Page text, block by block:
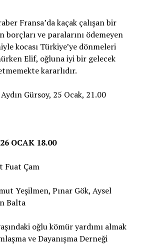
Fransa’da kaçak çalışan bir
borçları ve paralarını ödemeyen
kocası Türkiye’ye dönmeleri
Elif, oğluna iyi bir gelecek
kararlıdır.
Gürsoy, 25 Ocak, 21.00
OCAK 18.00
Fuat Çam
Yeşilmen, Pınar Gök, Aysel
Balta
oğlu kömür yardımı almak
ve Dayanışma Derneği